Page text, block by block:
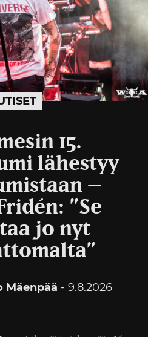
15.
lähestyy
–
”Se
jo nyt
Mäenpää - 9.8.2026